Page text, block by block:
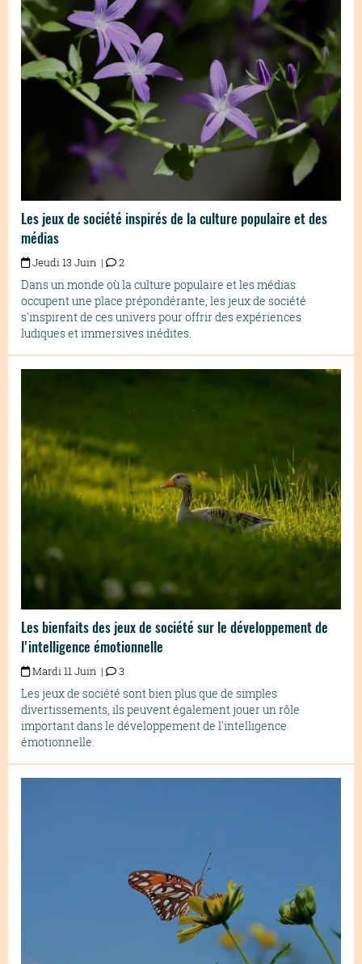
Les jeux de société inspirés de la culture populaire et des
médias
Jeudi 13 Juin | 2
Dans un monde où la culture populaire et les médias
occupent une place prépondérante, les jeux de société
s'inspirent de ces univers pour offrir des expériences
ludiques et immersives inédites.
Les bienfaits des jeux de société sur le développement de
l'intelligence émotionnelle
Mardi 11 Juin | 3
Les jeux de société sont bien plus que de simples
divertissements, ils peuvent également jouer un rôle
important dans le développement de l'intelligence
émotionnelle.